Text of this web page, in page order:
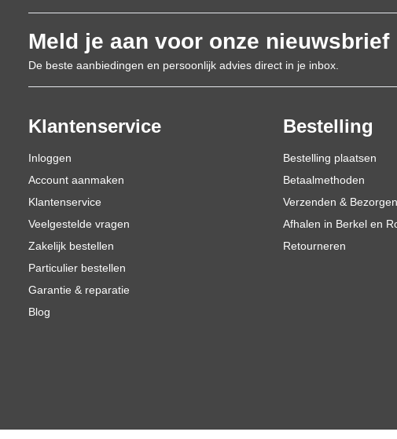
Meld je aan voor onze nieuwsbrief
De beste aanbiedingen en persoonlijk advies direct in je inbox.
Klantenservice
Inloggen
Account aanmaken
Klantenservice
Veelgestelde vragen
Zakelijk bestellen
Particulier bestellen
Garantie & reparatie
Blog
Bestelling
Bestelling plaatsen
Betaalmethoden
Verzenden & Bezorgen
Afhalen in Berkel en
Retourneren